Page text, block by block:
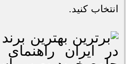
انتخاب کنید.